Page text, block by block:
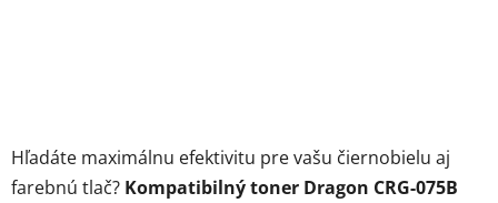
Hľadáte maximálnu efektivitu pre vašu čiernobielu aj
farebnú tlač? Kompatibilný toner Dragon CRG-075B